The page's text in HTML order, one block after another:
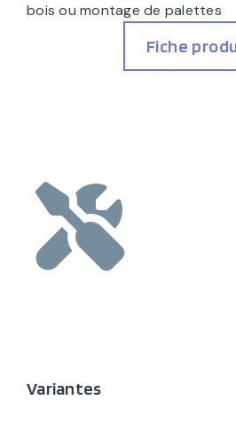
bois ou montage de palettes
Fiche
Variantes